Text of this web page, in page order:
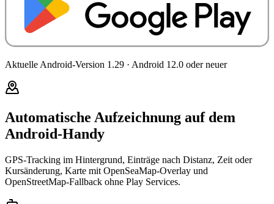
Aktuelle Android-Version 1.29 · Android 12.0 oder neuer
Automatische Aufzeichnung auf dem
Android-Handy
GPS-Tracking im Hintergrund, Einträge nach Distanz, Zeit oder
Kursänderung, Karte mit OpenSeaMap-Overlay und
OpenStreetMap-Fallback ohne Play Services.